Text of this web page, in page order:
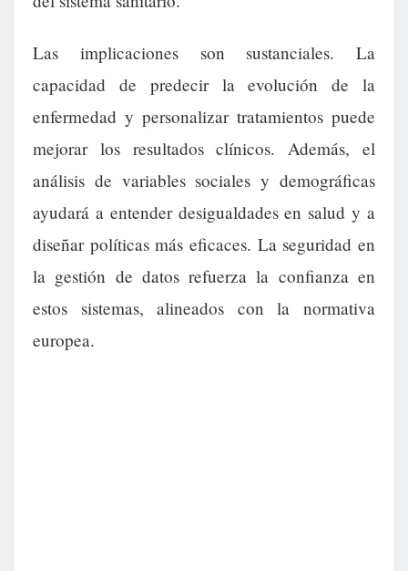
Las implicaciones son sustanciales. La
capacidad de predecir la evolución de la
enfermedad y personalizar tratamientos puede
mejorar los resultados clínicos. Además, el
análisis de variables sociales y demográficas
ayudará a entender desigualdades en salud y a
diseñar políticas más eficaces. La seguridad en
la gestión de datos refuerza la confianza en
estos sistemas, alineados con la normativa
europea.